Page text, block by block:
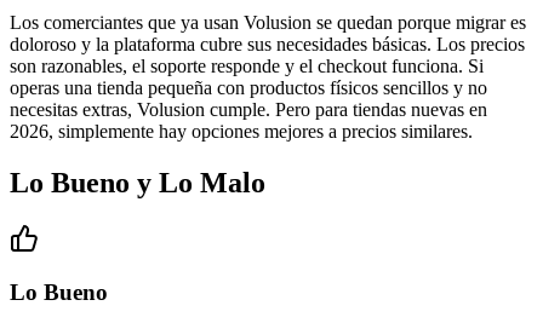
Los comerciantes que ya usan Volusion se quedan porque migrar es
doloroso y la plataforma cubre sus necesidades básicas. Los precios
son razonables, el soporte responde y el checkout funciona. Si
operas una tienda pequeña con productos físicos sencillos y no
necesitas extras, Volusion cumple. Pero para tiendas nuevas en
2026, simplemente hay opciones mejores a precios similares.
Lo Bueno y Lo Malo
Lo Bueno